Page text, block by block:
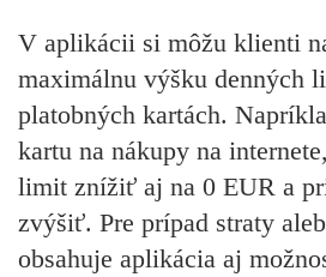
V aplikácii si môžu klienti
maximálnu výšku denných
platobných kartách.
kartu na nákupy na
limit znížiť aj na 0 EUR a
zvýšiť. Pre prípad straty
obsahuje aplikácia aj